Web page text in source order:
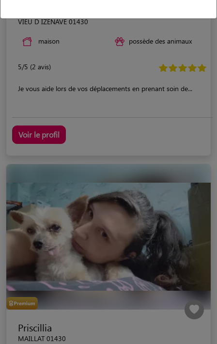
VIEU D IZENAVE 01430
maison possède des animaux
5/5 (2 avis)
Je vous aide lors de vos déplacements en prenant soin de...
Voir le profil
Priscillia
MAILLAT 01430